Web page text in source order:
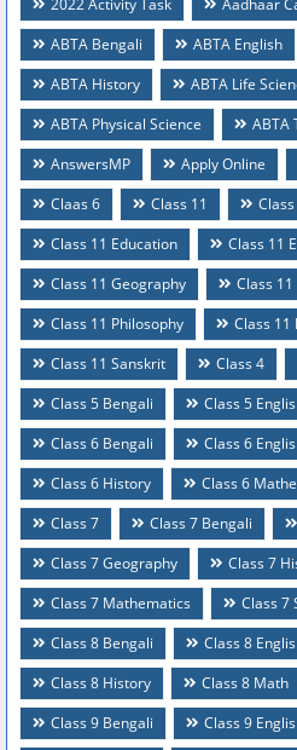
ABTA Bengali
ABTA English
ABTA History
ABTA Life
ABTA Physical Science
ABTA
AnswersMP
Apply Online
Claas 6
Class 11
Class 11 Education
Class 11
Class 11 Geography
Class
Class 11 Philosophy
Class 11
Class 11 Sanskrit
Class 4
Class 5 Bengali
Class 5
Class 6 Bengali
Class 6
Class 6 History
Class 6
Class 7
Class 7 Bengali
Class 7 Geography
Class 7
Class 7 Mathematics
Class 7
Class 8 Bengali
Class 8
Class 8 History
Class 8 Math
Class 9 Bengali
Class 9